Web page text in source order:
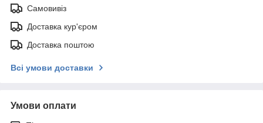
Самовивіз
Доставка кур'єром
Доставка поштою
Всі умови доставки
Умови оплати